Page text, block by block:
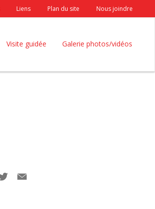
Liens Plan du site Nous joindre
Visite guidée Galerie photos/vidéos